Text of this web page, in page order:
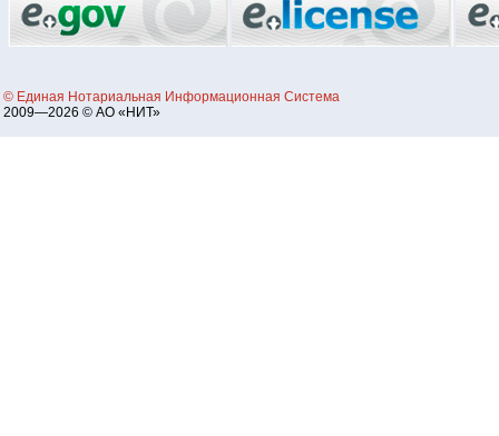
© Единая Нотариальная Информационная Система
2009—2026 © АО «НИТ»